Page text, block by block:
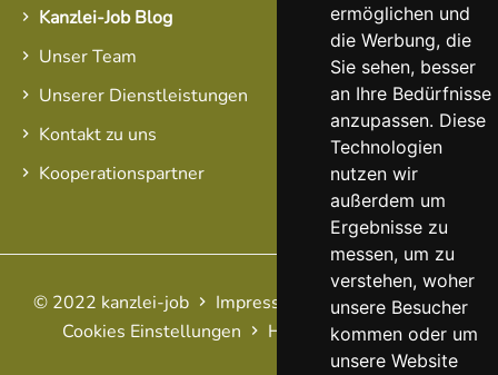
ermöglichen und
die Werbung, die
Sie sehen, besser
an Ihre Bedürfnisse
anzupassen. Diese
Technologien
nutzen wir
außerdem um
Ergebnisse zu
messen, um zu
verstehen, woher
unsere Besucher
kommen oder um
unsere Website
Kanzlei-Job Blog
Unser Team
Unserer Dienstleistungen
Kontakt zu uns
Kooperationspartner
© 2022 kanzlei-job Impressum AGB
Datenschutz
Cookies Einstellungen
Haftungsausschluss FAQ